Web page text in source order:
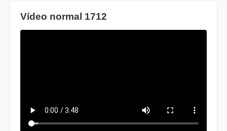
Vídeo normal 1712